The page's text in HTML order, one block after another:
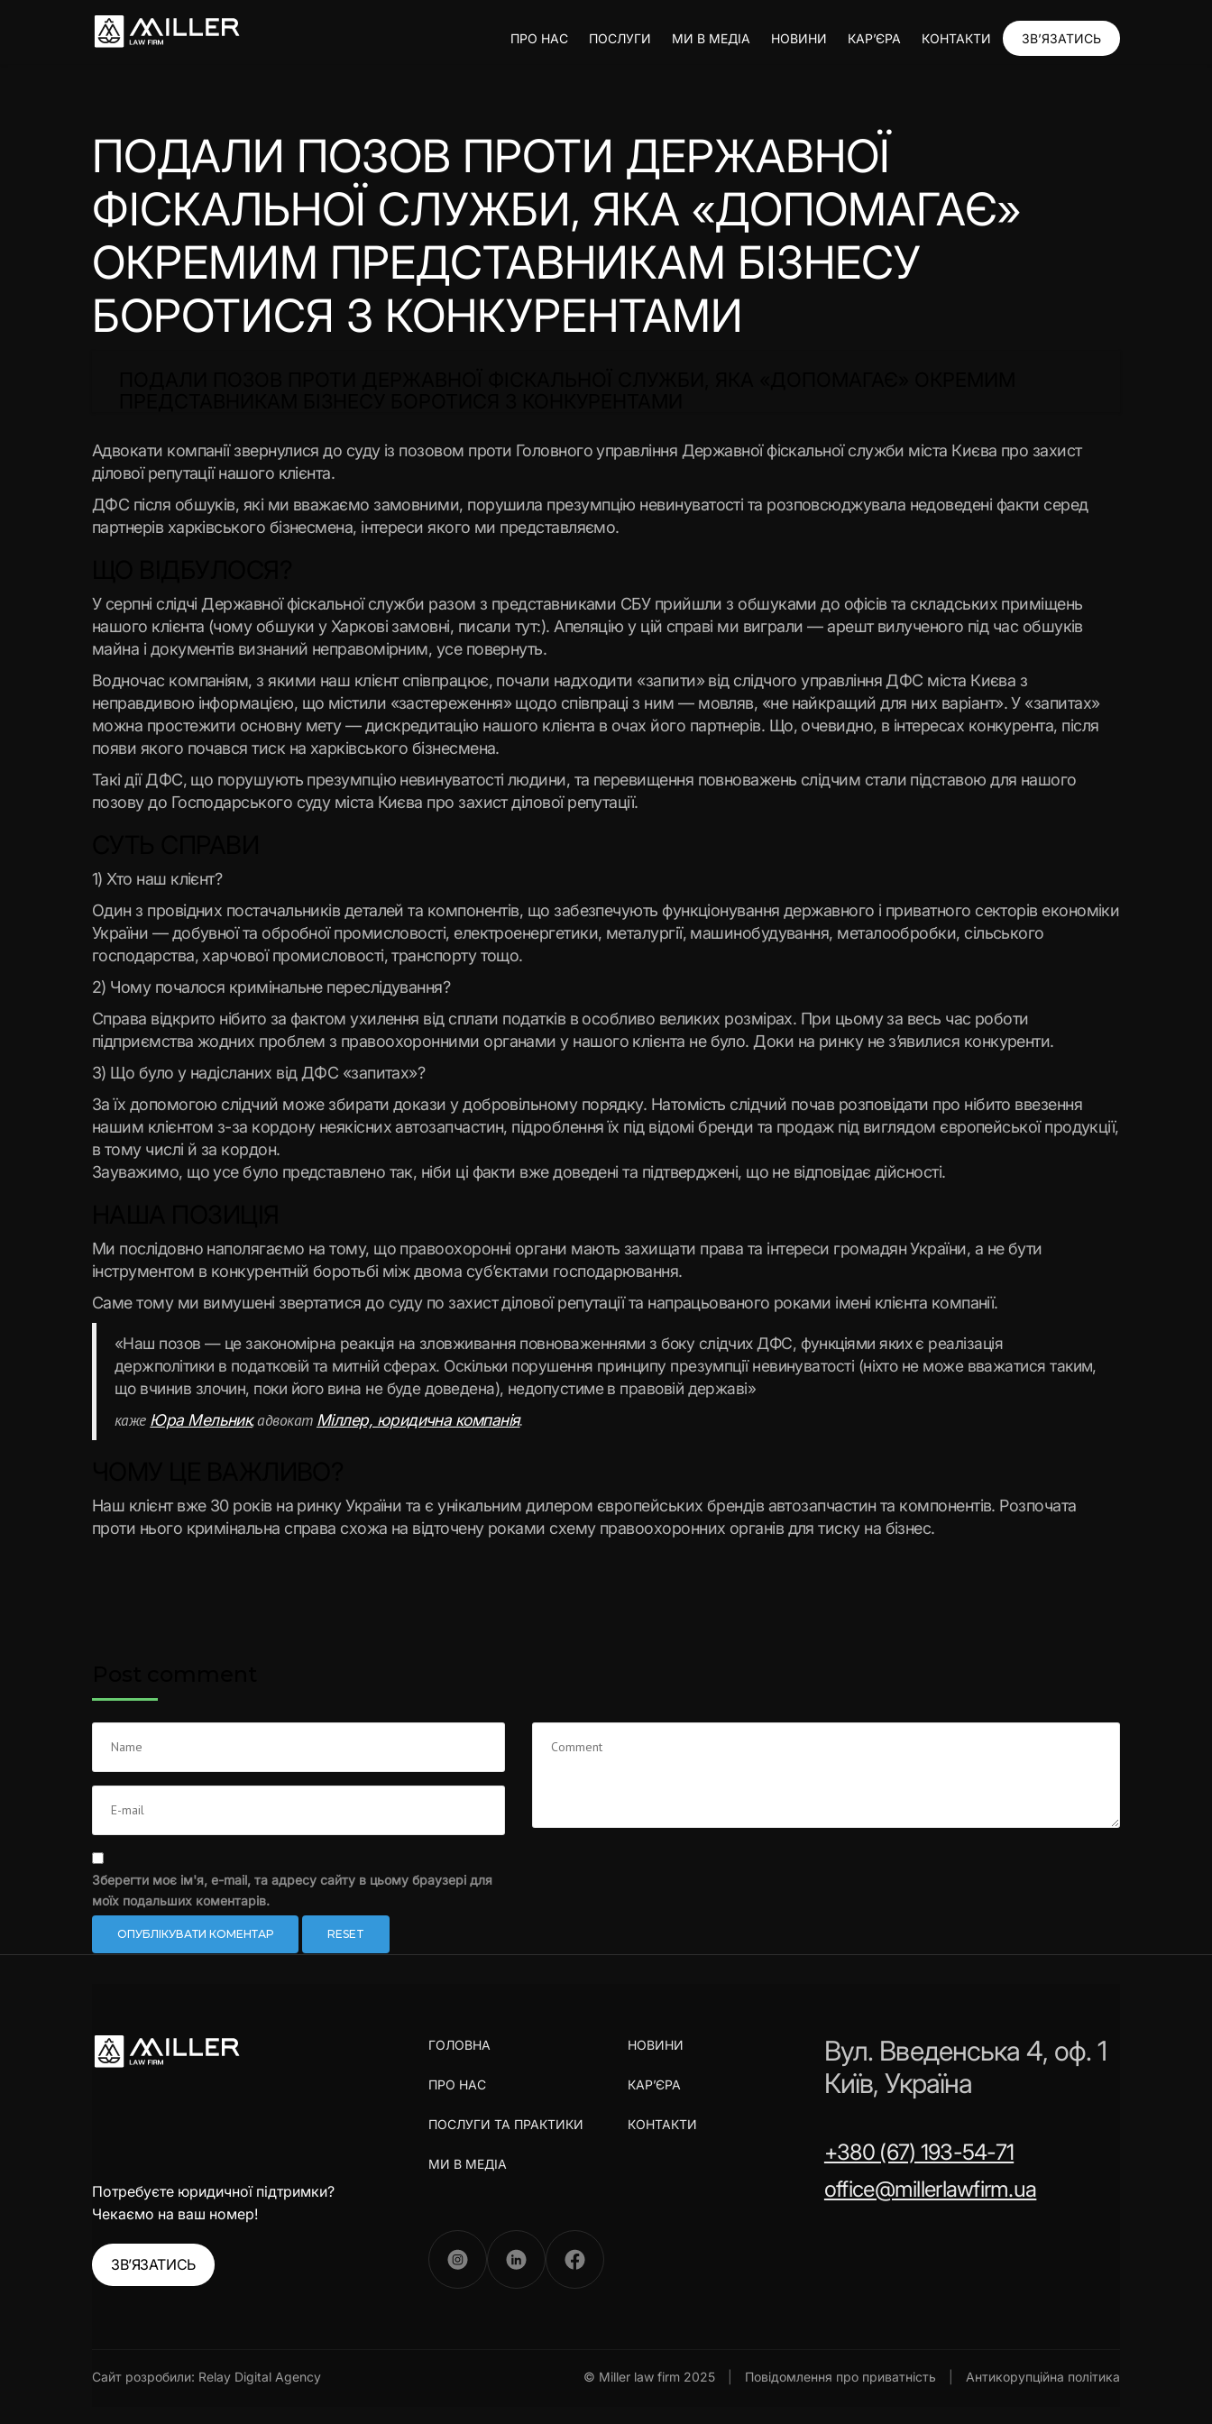
ПРО НАС ПОСЛУГИ МИ В МЕДІА НОВИНИ КАР’ЄРА КОНТАКТИ ЗВ’ЯЗАТИСЬ
ПОДАЛИ ПОЗОВ ПРОТИ ДЕРЖАВНОЇ
ФІСКАЛЬНОЇ СЛУЖБИ, ЯКА «ДОПОМАГАЄ»
ОКРЕМИМ ПРЕДСТАВНИКАМ БІЗНЕСУ
БОРОТИСЯ З КОНКУРЕНТАМИ
Адвокати компанії звернулися до суду із позовом проти Головного управління Державної фіскальної служби міста Києва про захист
ділової репутації нашого клієнта.
ДФС після обшуків, які ми вважаємо замовними, порушила презумпцію невинуватості та розповсюджувала недоведені факти серед
партнерів харківського бізнесмена, інтереси якого ми представляємо.
У серпні слідчі Державної фіскальної служби разом з представниками СБУ прийшли з обшуками до офісів та складських приміщень
нашого клієнта (чому обшуки у Харкові замовні, писали тут:). Апеляцію у цій справі ми виграли — арешт вилученого під час обшуків
майна і документів визнаний неправомірним, усе повернуть.
Водночас компаніям, з якими наш клієнт співпрацює, почали надходити «запити» від слідчого управління ДФС міста Києва з
неправдивою інформацією, що містили «застереження» щодо співпраці з ним — мовляв, «не найкращий для них варіант». У «запитах»
можна простежити основну мету — дискредитацію нашого клієнта в очах його партнерів. Що, очевидно, в інтересах конкурента, після
появи якого почався тиск на харківського бізнесмена.
Такі дії ДФС, що порушують презумпцію невинуватості людини, та перевищення повноважень слідчим стали підставою для нашого
позову до Господарського суду міста Києва про захист ділової репутації.
1) Хто наш клієнт?
Один з провідних постачальників деталей та компонентів, що забезпечують функціонування державного і приватного секторів економіки
України — добувної та обробної промисловості, електроенергетики, металургії, машинобудування, металообробки, сільського
господарства, харчової промисловості, транспорту тощо.
2) Чому почалося кримінальне переслідування?
Справа відкрито нібито за фактом ухилення від сплати податків в особливо великих розмірах. При цьому за весь час роботи
підприємства жодних проблем з правоохоронними органами у нашого клієнта не було. Доки на ринку не з’явилися конкуренти.
3) Що було у надісланих від ДФС «запитах»?
За їх допомогою слідчий може збирати докази у добровільному порядку. Натомість слідчий почав розповідати про нібито ввезення
нашим клієнтом з-за кордону неякісних автозапчастин, підроблення їх під відомі бренди та продаж під виглядом європейської продукції,
в тому числі й за кордон.
Зауважимо, що усе було представлено так, ніби ці факти вже доведені та підтверджені, що не відповідає дійсності.
Ми послідовно наполягаємо на тому, що правоохоронні органи мають захищати права та інтереси громадян України, а не бути
інструментом в конкурентній боротьбі між двома суб’єктами господарювання.
Саме тому ми вимушені звертатися до суду по захист ділової репутації та напрацьованого роками імені клієнта компанії.
«Наш позов — це закономірна реакція на зловживання повноваженнями з боку слідчих ДФС, функціями яких є реалізація
держполітики в податковій та митній сферах. Оскільки порушення принципу презумпції невинуватості (ніхто не може вважатися таким,
що вчинив злочин, поки його вина не буде доведена), недопустиме в правовій державі»
каже Юра Мельник, адвокат Міллер, юридична компанія.
Наш клієнт вже 30 років на ринку України та є унікальним дилером європейських брендів автозапчастин та компонентів. Розпочата
проти нього кримінальна справа схожа на відточену роками схему правоохоронних органів для тиску на бізнес.
Зберегти моє ім'я, e-mail, та адресу сайту в цьому браузері для
моїх подальших коментарів.
RESET
Потребуєте юридичної підтримки?
Чекаємо на ваш номер!
ЗВ’ЯЗАТИСЬ
ГОЛОВНА
ПРО НАС
ПОСЛУГИ ТА ПРАКТИКИ
МИ В МЕДІА
НОВИНИ
КАР’ЄРА
КОНТАКТИ
Вул. Введенська 4, оф. 1
Київ, Україна
+380 (67) 193-54-71
office@millerlawfirm.ua
Сайт розробили: Relay Digital Agency © Miller law firm 2025 Повідомлення про приватність Антикорупційна політика